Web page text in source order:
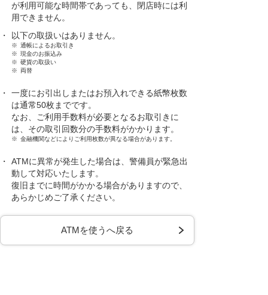
が利用可能な時間帯であっても、閉店時には利
用できません。
・
以下の取扱いはありません。
※ 通帳によるお取引き
※ 現金のお振込み
※ 硬貨の取扱い
※ 両替
・
一度にお引出しまたはお預入れできる紙幣枚数
は通常50枚までです。
なお、ご利用手数料が必要となるお取引きに
は、その取引回数分の手数料がかかります。
※ 金融機関などによりご利用枚数が異なる場合があります。
・
ATMに異常が発生した場合は、警備員が緊急出
動して対応いたします。
復旧までに時間がかかる場合がありますので、
あらかじめご了承ください。
ATMを使うへ戻る